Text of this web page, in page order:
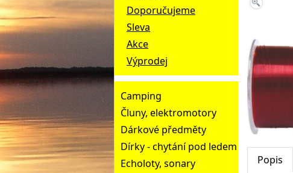
Doporučujeme
Sleva
Akce
Výprodej
Camping
Čluny, elektromotory
Dárkové předměty
Dírky - chytání pod ledem
Echoloty, sonary
Popis